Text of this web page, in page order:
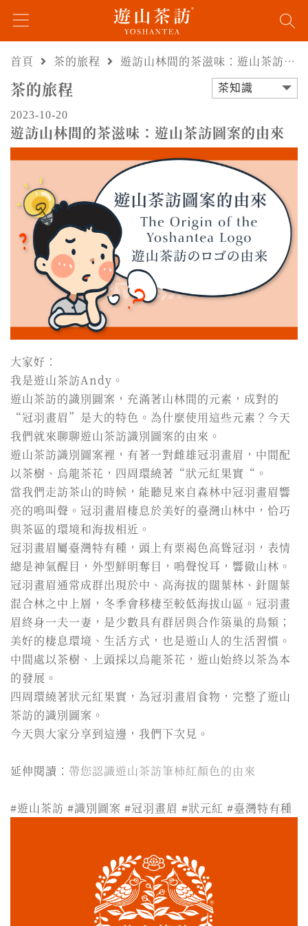
首頁 茶的旅程 遊訪山林間的茶滋味：遊山茶訪圖案的由來
茶的旅程 茶知識
2023-10-20
遊訪山林間的茶滋味：遊山茶訪圖案的由來
大家好：
我是遊山茶訪Andy。
遊山茶訪的識別圖案，充滿著山林間的元素，成對的
“冠羽畫眉”是大的特色。為什麼使用這些元素？今天
我們就來聊聊遊山茶訪識別圖案的由來。
遊山茶訪識別圖案裡，有著一對雌雄冠羽畫眉，中間配
以茶樹、烏龍茶花，四周環繞著“狀元紅果實“。
當我們走訪茶山的時候，能聽見來自森林中冠羽畫眉響
亮的鳴叫聲。冠羽畫眉棲息於美好的臺灣山林中，恰巧
與茶區的環境和海拔相近。
冠羽畫眉屬臺灣特有種，頭上有栗褐色高聳冠羽，表情
總是神氣醒目，外型鮮明奪目，鳴聲悅耳，響徹山林。
冠羽畫眉通常成群出現於中、高海拔的闊葉林、針闊葉
混合林之中上層，冬季會移棲至較低海拔山區。冠羽畫
眉終身一夫一妻，是少數具有群居與合作築巢的鳥類；
美好的棲息環境、生活方式，也是遊山人的生活習慣。
中間處以茶樹、上頭採以烏龍茶花，遊山始終以茶為本
的發展。
四周環繞著狀元紅果實，為冠羽畫眉食物，完整了遊山
茶訪的識別圖案。
今天與大家分享到這邊，我們下次見。
延伸閱讀： 帶您認識遊山茶訪筆柿紅顏色的由來
#遊山茶訪 #識別圖案 #冠羽畫眉 #狀元紅 #臺灣特有種